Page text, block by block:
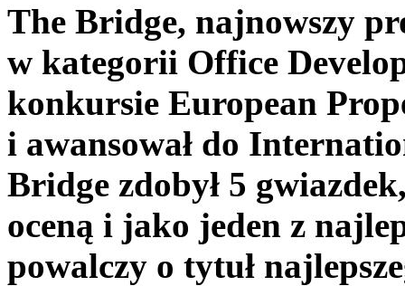
The Bridge, najnowszy
w kategorii Office
konkursie European
i awansował do
Bridge zdobył 5
oceną i jako jeden z
powalczy o tytuł